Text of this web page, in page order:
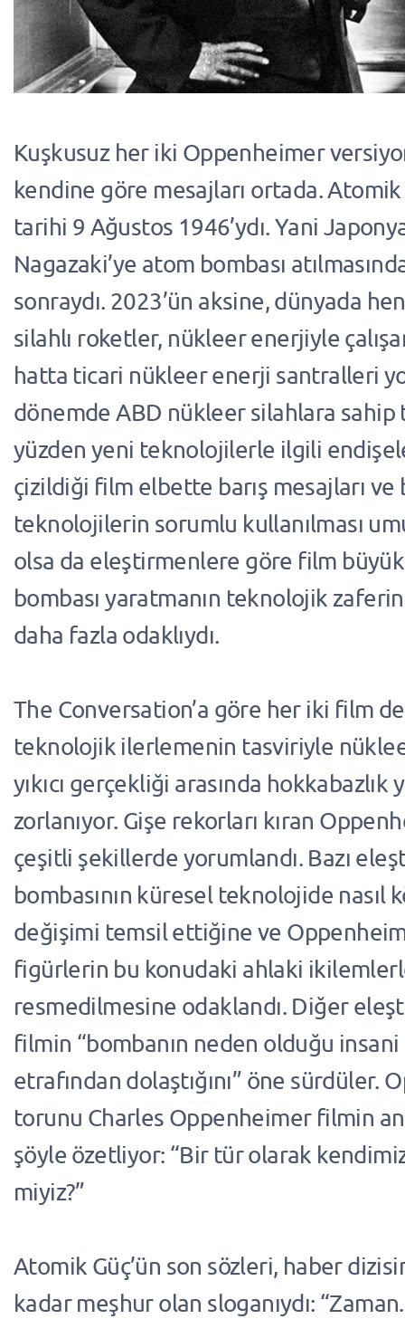
Kuşkusuz her iki Oppenheimer
kendine göre mesajları ortada. Atomik
tarihi 9 Ağustos 1946’ydı. Yani
Nagazaki’ye atom bombası
sonraydı. 2023’ün aksine, dünyada
silahlı roketler, nükleer enerjiyle
hatta ticari nükleer enerji santralleri
dönemde ABD nükleer silahlara sahip
yüzden yeni teknolojilerle ilgili
çizildiği film elbette barış mesajları ve
teknolojilerin sorumlu kullanılması
olsa da eleştirmenlere göre film
bombası yaratmanın teknolojik
daha fazla odaklıydı.
The Conversation’a göre her iki film
teknolojik ilerlemenin tasviriyle
yıkıcı gerçekliği arasında hokkabazlık
zorlanıyor. Gişe rekorları kıran
çeşitli şekillerde yorumlandı. Bazı
bombasının küresel teknolojide nasıl
değişimi temsil ettiğine ve
figürlerin bu konudaki ahlaki
resmedilmesine odaklandı. Diğer
filmin “bombanın neden olduğu insani
etrafından dolaştığını” öne sürdüler.
torunu Charles Oppenheimer filmin
şöyle özetliyor: “Bir tür olarak
miyiz?”
Atomik Güç’ün son sözleri, haber
kadar meşhur olan sloganıydı: